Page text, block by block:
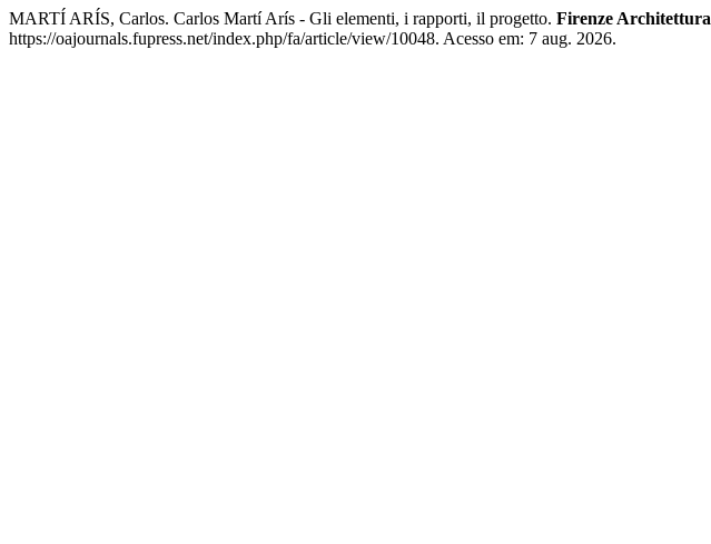
MARTÍ ARÍS, Carlos. Carlos Martí Arís - Gli elementi, i rapporti, il progetto. Firenze Architettura
https://oajournals.fupress.net/index.php/fa/article/view/10048. Acesso em: 7 aug. 2026.